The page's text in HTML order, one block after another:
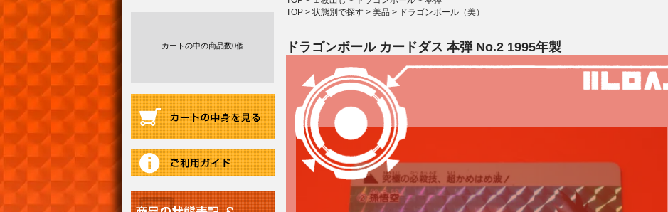
カートの中の商品数0個
TOP > 状態別で探す > 美品 > ドラゴンボール（美）
ドラゴンボール カードダス 本弾 No.2 1995年製